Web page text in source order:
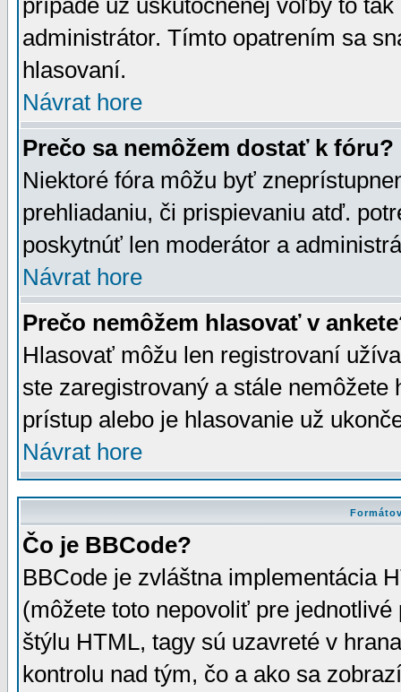
prípade už uskutočnenej voľby to
administrátor. Tímto opatrením sa
hlasovaní.
Návrat hore
Prečo sa nemôžem dostať k fóru?
Niektoré fóra môžu byť
prehliadaniu, či prispievaniu atď.
poskytnúť len moderátor a
Návrat hore
Prečo nemôžem hlasovať v
Hlasovať môžu len registrovaní
ste zaregistrovaný a stále
prístup alebo je hlasovanie už
Návrat hore
Čo je BBCode?
BBCode je zvláštna implementácia
(môžete toto nepovoliť pre
štýlu HTML, tagy sú uzavreté v
kontrolu nad tým, čo a ako sa